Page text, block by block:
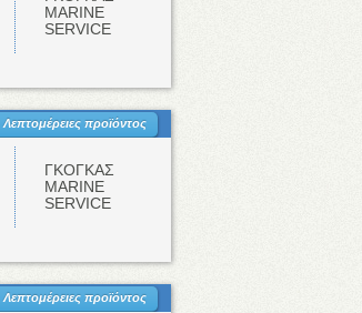
ΜΑRINE
SERVICE
Λεπτομέρειες προϊόντος
ΓΚΟΓΚΑΣ
ΜΑRINE
SERVICE
Λεπτομέρειες προϊόντος